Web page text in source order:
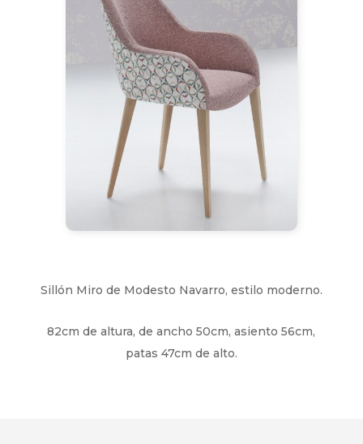
Sillón Miro de Modesto Navarro, estilo moderno.
82cm de altura, de ancho 50cm, asiento 56cm,
patas 47cm de alto.